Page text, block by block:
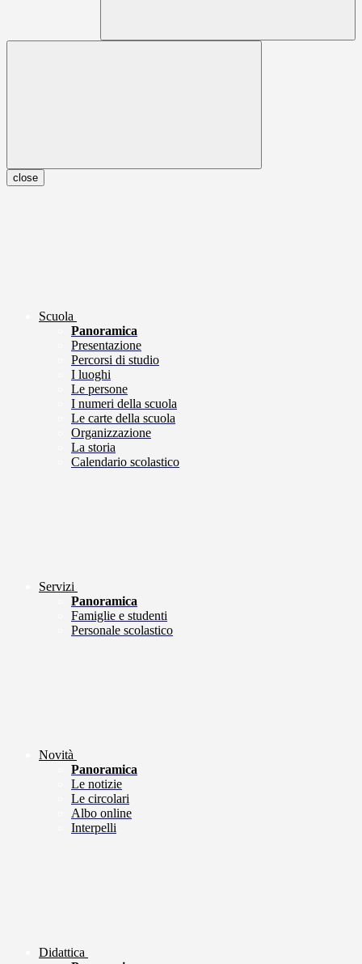
close
Scuola
Panoramica
Presentazione
Percorsi di studio
I luoghi
Le persone
I numeri della scuola
Le carte della scuola
Organizzazione
La storia
Calendario scolastico
Servizi
Panoramica
Famiglie e studenti
Personale scolastico
Novità
Panoramica
Le notizie
Le circolari
Albo online
Interpelli
Didattica